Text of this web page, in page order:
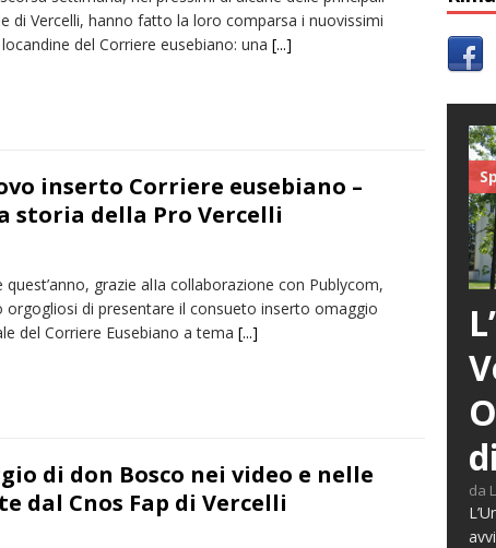
di Vercelli, hanno fatto la loro comparsa i nuovissimi
del Corriere eusebiano: una [...]
inserto Corriere eusebiano –
storia della Pro Vercelli
quest’anno, grazie alIa collaborazione con Publycom,
orgogliosi di presentare il consueto inserto omaggio
del Corriere Eusebiano a tema [...]
di don Bosco nei video e nelle
dal Cnos Fap di Vercelli
da